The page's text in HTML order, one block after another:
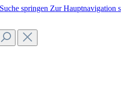
springen Zur Hauptnavigation